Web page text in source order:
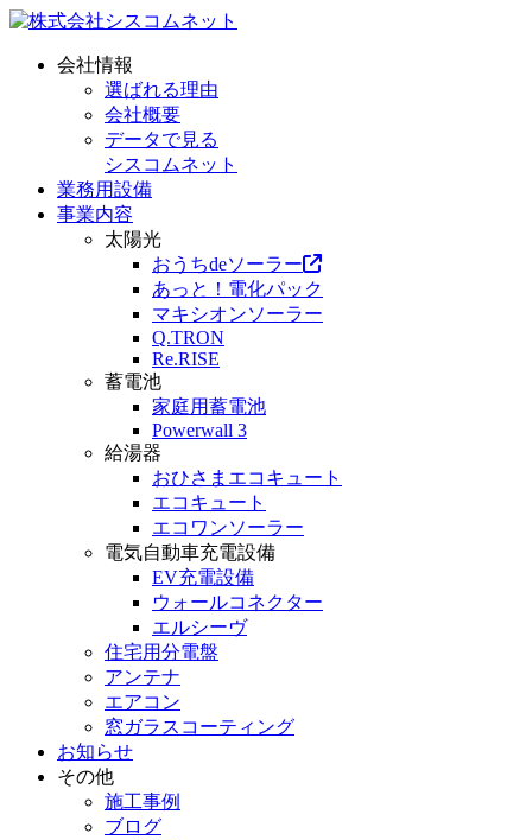
会社情報
選ばれる理由
会社概要
データで見る
シスコムネット
業務用設備
事業内容
太陽光
おうちdeソーラー
あっと！電化パック
マキシオンソーラー
Q.TRON
Re.RISE
蓄電池
家庭用蓄電池
Powerwall 3
給湯器
おひさまエコキュート
エコキュート
エコワンソーラー
電気自動車充電設備
EV充電設備
ウォールコネクター
エルシーヴ
住宅用分電盤
アンテナ
エアコン
窓ガラスコーティング
お知らせ
その他
施工事例
ブログ